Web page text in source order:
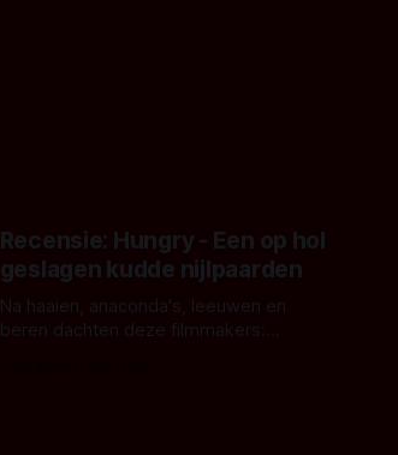
Recensie: Hungry - Een op hol
geslagen kudde nijlpaarden
Na haaien, anaconda's, leeuwen en
beren dachten deze filmmakers: